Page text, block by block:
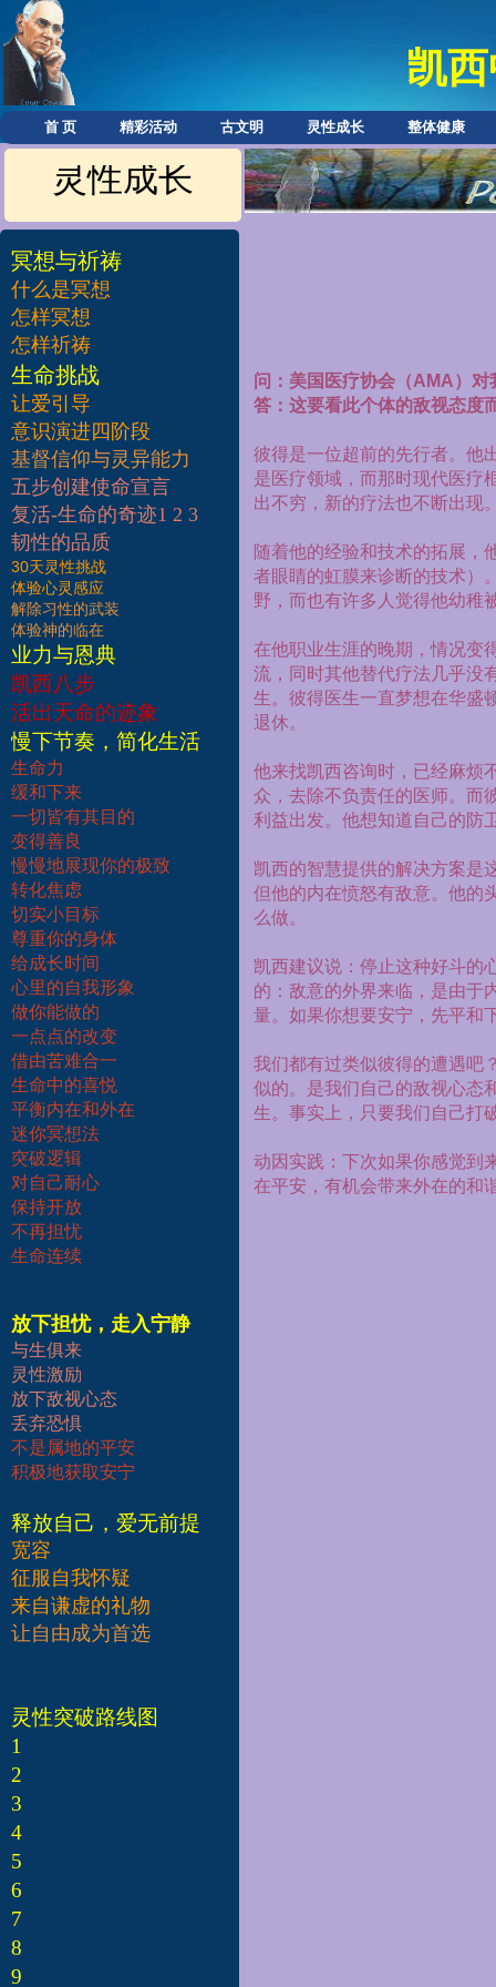
凯
首 页 精彩活动 古文明 灵性成长 整体健康
灵性成长
冥想与祈祷
什么是冥想
怎样冥想
怎样祈祷
​生命挑战
让爱引导
意识演进四阶段
基督信仰与灵异能力
五步创建使命宣言
复活-生命的奇迹1 2 3
韧性的品质
30天灵性挑战
体验心灵感应
解除习性的武装
体验神的临在
业力与恩典
凯西八步
活出天命的迹象
慢下节奏，简化生活
生命力
缓和下来
一切皆有其目的
变得善良
慢慢地展现你的极致
转化焦虑
切实小目标
尊重你的身体
给成长时间
心里的自我形象
做你能做的
一点点的改变
借由苦难合一
生命中的喜悦
平衡内在和外在
迷你冥想法
突破逻辑
对自己耐心
保持开放
不再担忧
生命连续
放下担忧，走入宁静
与生俱来
灵性激励
放下敌视心态
丢弃恐惧
不是属地的平安
积极地获取安宁
释放自己，爱无前提
宽容
征服自我怀疑
来自谦虚的礼物
让自由成为首选
灵性突破路线图
1
2
3
4
5
6
7
8
9
问：美国医疗协会（AMA）
答：这要看此个体的敌视态度
彼得是一位超前的先行者。他
是医疗领域，而那时现代医疗
出不穷，新的疗法也不断出现
随着他的经验和技术的拓展，
者眼睛的虹膜来诊断的技术）
野，而也有许多人觉得他幼稚
在他职业生涯的晚期，情况变
流，同时其他替代疗法几乎没
生。彼得医生一直梦想在华盛
退休。
他来找凯西咨询时，已经麻烦
众，去除不负责任的医师。而
利益出发。他想知道自己的防
凯西的智慧提供的解决方案是
但他的内在愤怒有敌意。他的
么做。
凯西建议说：停止这种好斗的
的：敌意的外界来临，是由于
量。如果你想要安宁，先平和
我们都有过类似彼得的遭遇吧
似的。是我们自己的敌视心态
生。事实上，只要我们自己打
动因实践：下次如果你感觉到
在平安，有机会带来外在的和